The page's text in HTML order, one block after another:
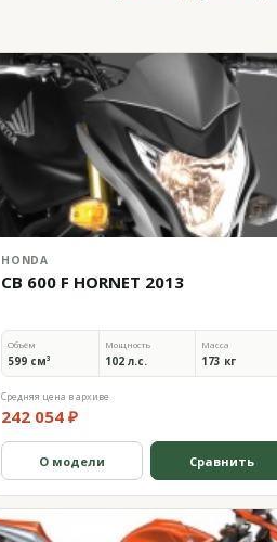
HONDA
CB 600 F HORNET 2013
Объём
599 см³
Мощность
102 л.с.
Масса
173 кг
Средняя цена в архиве
242 054 ₽
О модели Сравнить